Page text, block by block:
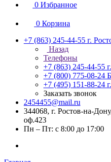
0 Избранное
0 Корзина
+7 (863) 245-44-55 г.
Назад
Телефоны
+7 (863) 245-44-55
+7 (800) 775-08-24
+7 (495) 151-88-24
Заказать звонок
2454455@mail.ru
344068, г. Ростов-на-
оф.423
Пн – Пт: с 8:00 до 17:00